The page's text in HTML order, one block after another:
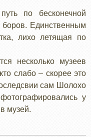
по бесконечной
боров. Единственным
лихо летящая по
несколько музеев
слабо – скорее это
сам Шолохо
у
музей.